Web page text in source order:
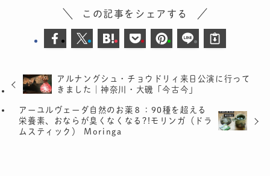
この記事をシェアする
アルナングシュ・チョウドリィ来日公演に行って
きました｜神奈川・大磯「今古今」
アーユルヴェーダ自然のお薬８：90種を超える
栄養素、おならが臭くなくなる?!モリンガ（ドラ
ムスティック） Moringa